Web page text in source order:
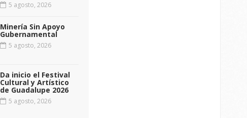
5 agosto, 2026
Minería Sin Apoyo
Gubernamental
5 agosto, 2026
Da inicio el Festival
Cultural y Artístico
de Guadalupe 2026
5 agosto, 2026